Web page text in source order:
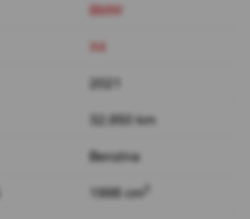
BMW
X4
2021
32.950 km
Benzina
1998 cm